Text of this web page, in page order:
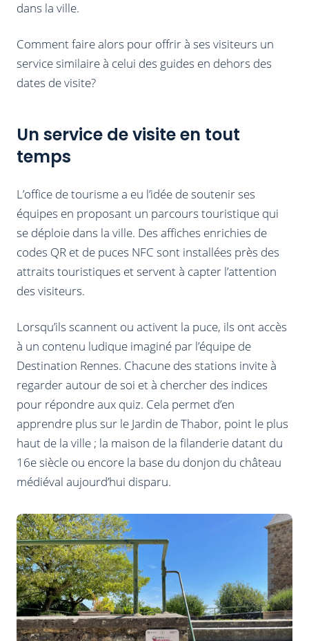
dans la ville.
Comment faire alors pour offrir à ses visiteurs un
service similaire à celui des guides en dehors des
dates de visite?
Un service de visite en tout
temps
L’office de tourisme a eu l’idée de soutenir ses
équipes en proposant un parcours touristique qui
se déploie dans la ville. Des affiches enrichies de
codes QR et de puces NFC sont installées près des
attraits touristiques et servent à capter l’attention
des visiteurs.
Lorsqu’ils scannent ou activent la puce, ils ont accès
à un contenu ludique imaginé par l’équipe de
Destination Rennes. Chacune des stations invite à
regarder autour de soi et à chercher des indices
pour répondre aux quiz. Cela permet d’en
apprendre plus sur le Jardin de Thabor, point le plus
haut de la ville ; la maison de la filanderie datant du
16e siècle ou encore la base du donjon du château
médiéval aujourd’hui disparu.